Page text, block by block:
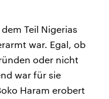
Teil Nigerias
war. Egal, ob
oder nicht
war für sie
Haram erobert